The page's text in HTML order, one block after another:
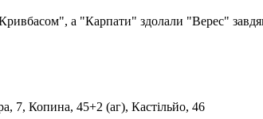
а "Карпати" здолали "Верес"
7, Копина, 45+2 (аг), Кастільйо, 46